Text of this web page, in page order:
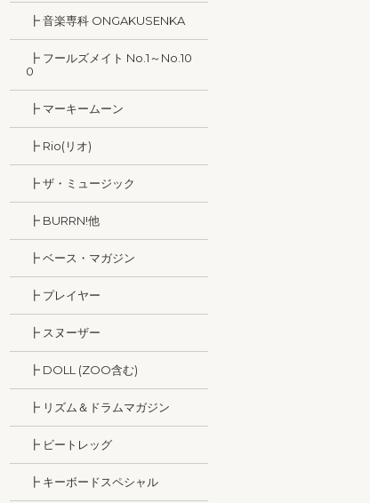
┣ 音楽専科 ONGAKUSENKA
┣ フールズメイト No.1～No.10
0
┣ マーキームーン
┣ Rio(リオ)
┣ ザ・ミュージック
┣ BURRN!他
┣ ベース・マガジン
┣ プレイヤー
┣ スヌーザー
┣ DOLL (ZOO含む)
┣ リズム＆ドラムマガジン
┣ ビートレッグ
┣ キーボードスペシャル